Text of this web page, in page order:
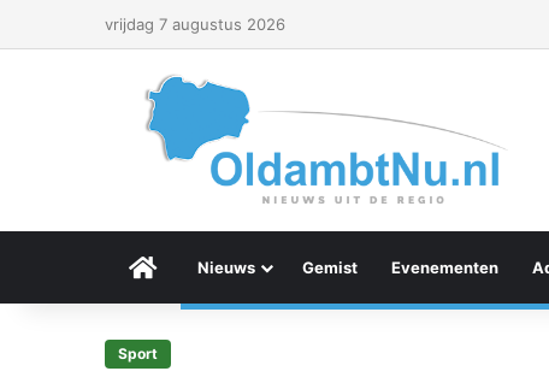
vrijdag 7 augustus 2026
Menu Item
Nieuws Gemist Evenementen
Sport